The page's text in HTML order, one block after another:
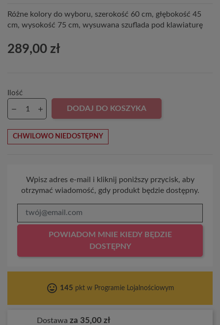
Różne kolory do wyboru, szerokość 60 cm, głębokość 45
cm, wysokość 75 cm, wysuwana szuflada pod klawiaturę
289,00 zł
Ilość
DODAJ DO KOSZYKA
CHWILOWO NIEDOSTĘPNY
Wpisz adres e-mail i kliknij poniższy przycisk, aby
otrzymać wiadomość, gdy produkt będzie dostępny.
POWIADOM MNIE KIEDY BĘDZIE
DOSTĘPNY
tag_faces 145 pkt w Programie Lojalnościowym
Dostawa za 35,00 zł